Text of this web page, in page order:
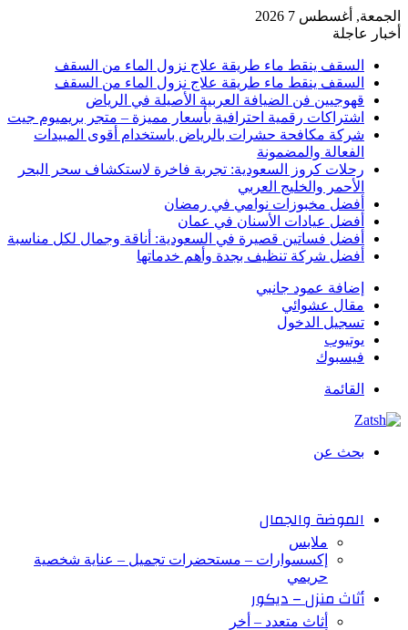
الجمعة, أغسطس 7 2026
أخبار عاجلة
السقف ينقط ماء طريقة علاج نزول الماء من السقف
السقف ينقط ماء طريقة علاج نزول الماء من السقف
قهوجيين فن الضيافة العربية الأصيلة في الرياض
اشتراكات رقمية احترافية بأسعار مميزة – متجر بريميوم جيت
شركة مكافحة حشرات بالرياض باستخدام أقوى المبيدات
الفعالة والمضمونة
رحلات كروز السعودية: تجربة فاخرة لاستكشاف سحر البحر
الأحمر والخليج العربي
أفضل مخبوزات نوامي في رمضان
أفضل عيادات الأسنان في عمان
أفضل فساتين قصيرة في السعودية: أناقة وجمال لكل مناسبة
أفضل شركة تنظيف بجدة وأهم خدماتها
إضافة عمود جانبي
مقال عشوائي
تسجيل الدخول
يوتيوب
فيسبوك
القائمة
بحث عن
الموضة والجمال
ملابس
إكسسوارات – مستحضرات تجميل – عناية شخصية
حريمي
أثاث منزل – ديكور
أثاث متعدد – أخر